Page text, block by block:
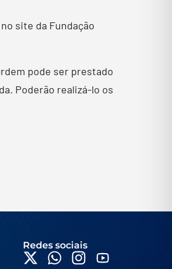
site da Fundação
pode ser prestado
Poderão realizá-lo os
Redes sociais